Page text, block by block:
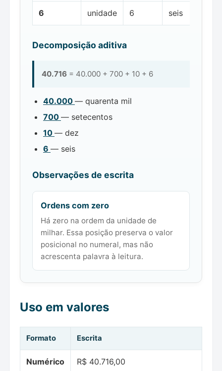
6 unidade 6 seis
Decomposição aditiva
40.716 = 40.000 + 700 + 10 + 6
40.000 — quarenta mil
700 — setecentos
10 — dez
6 — seis
Observações de escrita
Ordens com zero
Há zero na ordem da unidade de
milhar. Essa posição preserva o valor
posicional no numeral, mas não
acrescenta palavra à leitura.
Uso em valores
Formato Escrita
Numérico R$ 40.716,00